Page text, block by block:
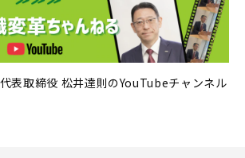
表取締役 松井達則のYouTubeチャンネル